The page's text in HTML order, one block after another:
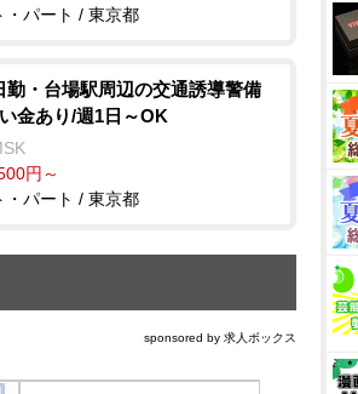
・パート / 東京都
勤・台場駅周辺の交通誘導警備
金あり/週1日～OK
円～
・パート / 東京都
sponsored by 求人ボックス